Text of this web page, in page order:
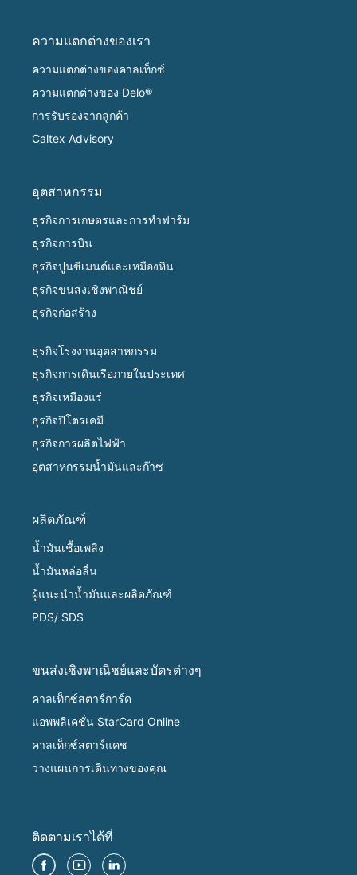
ความแตกต่างของเรา
ความแตกต่างของคาลเท็กซ์
ความแตกต่างของ Delo®
การรับรองจากลูกค้า
Caltex Advisory
อุตสาหกรรม
ธุรกิจการเกษตรและการทำฟาร์ม
ธุรกิจการบิน
ธุรกิจปูนซีเมนต์และเหมืองหิน
ธุรกิจขนส่งเชิงพาณิชย์
ธุรกิจก่อสร้าง
ธุรกิจโรงงานอุตสาหกรรม
ธุรกิจการเดินเรือภายในประเทศ
ธุรกิจเหมืองแร่
ธุรกิจปิโตรเคมี
ธุรกิจการผลิตไฟฟ้า
อุตสาหกรรมน้ำมันและก๊าซ
ผลิตภัณฑ์
น้ำมันเชื้อเพลิง
น้ำมันหล่อลื่น
ผู้แนะนำน้ำมันและผลิตภัณฑ์
PDS/ SDS
ขนส่งเชิงพาณิชย์และบัตรต่างๆ
คาลเท็กซ์สตาร์การ์ด
แอพพลิเคชั่น StarCard Online
คาลเท็กซ์สตาร์แคช
วางแผนการเดินทางของคุณ
ติดตามเราได้ที่